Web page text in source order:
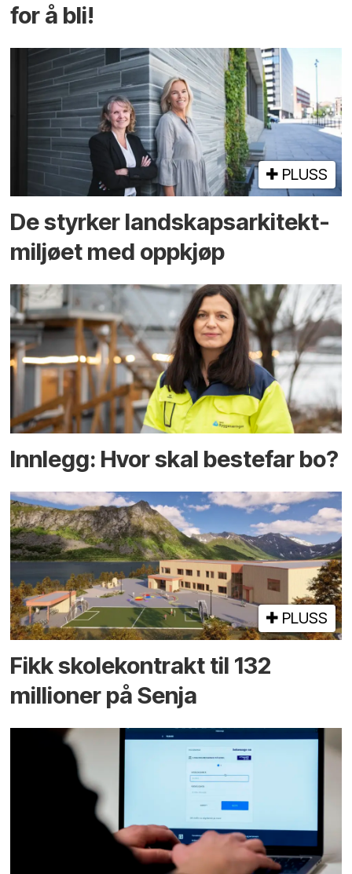
for å bli!
PLUSS
De styrker landskaps­arkitekt­
miljøet med oppkjøp
Innlegg: Hvor skal bestefar bo?
PLUSS
Fikk skole­kontrakt til 132
millioner på Senja